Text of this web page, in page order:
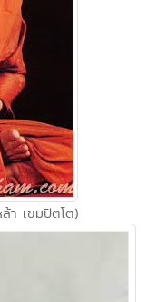
า เขมปัตโต)